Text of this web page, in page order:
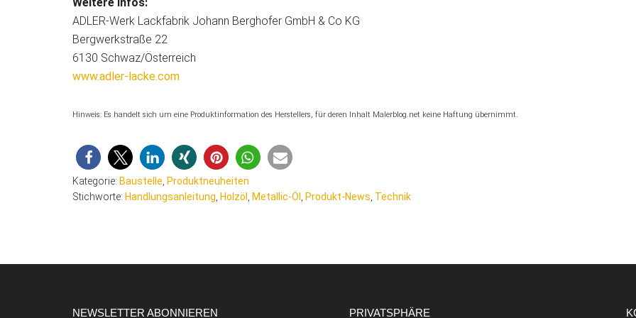
Weitere Infos:
ADLER-Werk Lackfabrik Johann Berghofer GmbH & Co KG
Bergwerkstraße 22
6130 Schwaz/Österreich
www.adler-lacke.com
Hinweis: Es handelt sich um eine Produktinformation des Herstellers, für deren Inhalt Malerblog.net keine Haftung übernimmt.
Kategorie: Baustelle, Produktneuheiten
Stichworte: Handlungsanleitung, Holzöl , Metallic-Öl , Produkt-News, Technik
NEWSLETTER ABONNIEREN PRIVATSPHÄRE